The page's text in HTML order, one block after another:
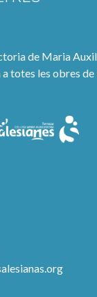
de Maria
totes les obres de